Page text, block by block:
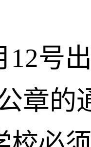
号出
章的